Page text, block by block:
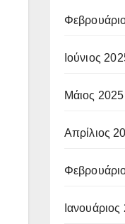
Ιούνιος
Μάιος 2025
Απρίλιος